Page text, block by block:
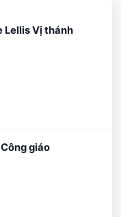
Lellis Vị thánh
giáo